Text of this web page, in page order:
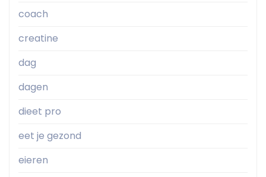
coach
creatine
dag
dagen
dieet pro
eet je gezond
eieren